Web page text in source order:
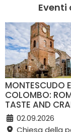
Eventi
MONTESCUDO
COLOMBO:
TASTE AND
02.09.2026
Chiesa della